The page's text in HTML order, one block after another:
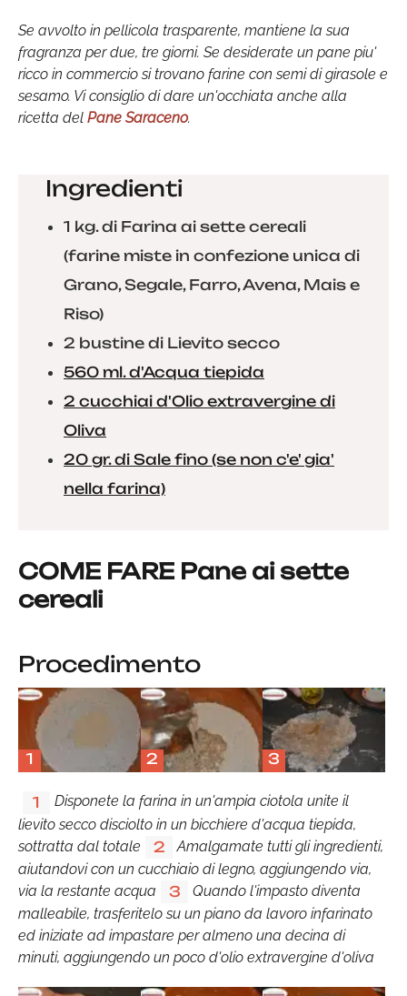
Se avvolto in pellicola trasparente, mantiene la sua
fragranza per due, tre giorni. Se desiderate un pane piu'
ricco in commercio si trovano farine con semi di girasole e
sesamo. Vi consiglio di dare un'occhiata anche alla
ricetta del Pane Saraceno.
Ingredienti
1 kg. di Farina ai sette cereali
(farine miste in confezione unica di
Grano, Segale, Farro, Avena, Mais e
Riso)
2 bustine di Lievito secco
560 ml. d'Acqua tiepida
2 cucchiai d'Olio extravergine di
Oliva
20 gr. di Sale fino (se non c'e' gia'
nella farina)
COME FARE Pane ai sette
cereali
Procedimento
1 2 3
1
Disponete la farina in un'ampia ciotola unite il
lievito secco disciolto in un bicchiere d'acqua tiepida,
sottratta dal totale
2
Amalgamate tutti gli ingredienti,
aiutandovi con un cucchiaio di legno, aggiungendo via,
via la restante acqua
3
Quando l'impasto diventa
malleabile, trasferitelo su un piano da lavoro infarinato
ed iniziate ad impastare per almeno una decina di
minuti, aggiungendo un poco d'olio extravergine d'oliva